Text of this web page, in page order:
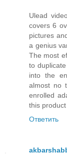
Ulead
covers 6
pictures
a genius
The most
to
into the
almost no
enrolled
this
Ответить